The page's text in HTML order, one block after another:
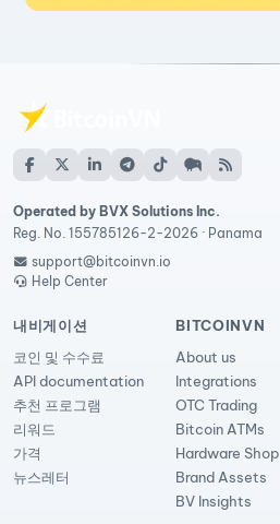
Operated by BVX Solutions Inc.
Reg. No. 155785126-2-2026 · Panama
support@bitcoinvn.io
Help Center
내비게이션
코인 및 수수료
API documentation
추천 프로그램
리워드
가격
뉴스레터
BITCOINVN
About us
Integrations
OTC Trading
Bitcoin ATMs
Hardware Shop
Brand Assets
BV Insights